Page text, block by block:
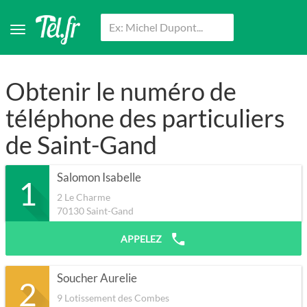
Obtenir le numéro de
téléphone des particuliers
de Saint-Gand
1 Salomon Isabelle
2 Le Charme
70130Saint-Gand
APPELEZ
2 Soucher Aurelie
9 Lotissement des Combes